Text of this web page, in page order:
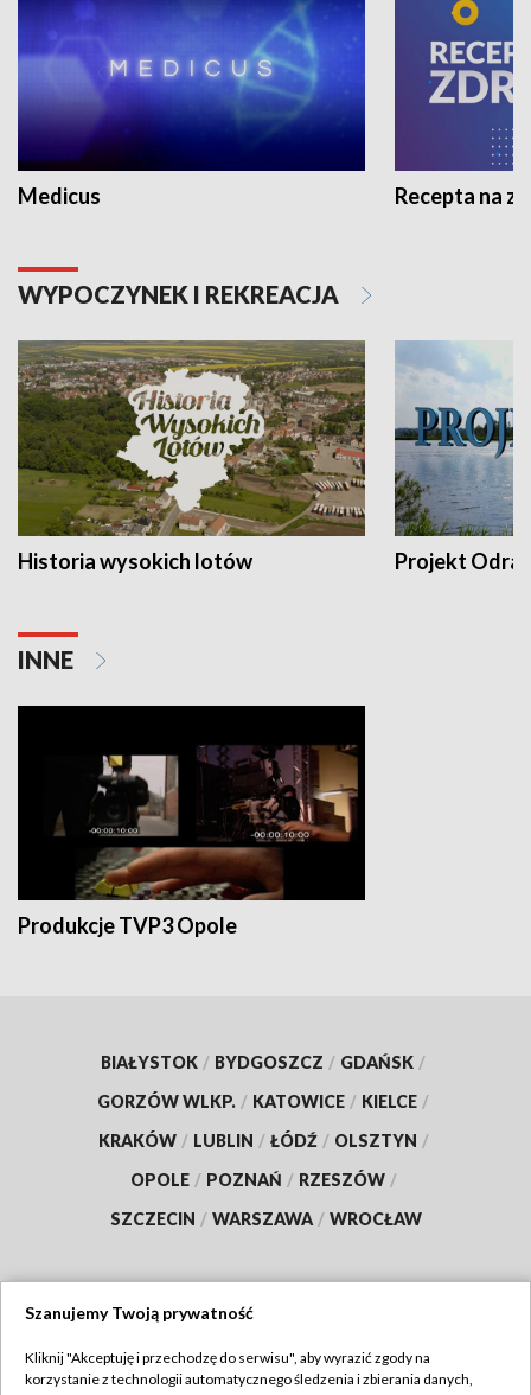
Medicus Recepta na
WYPOCZYNEK I REKREACJA
Historia wysokich lotów Projekt Odra
INNE
Produkcje TVP3 Opole
BIAŁYSTOK / BYDGOSZCZ / GDAŃSK /
GORZÓW WLKP. / KATOWICE / KIELCE /
KRAKÓW / LUBLIN / ŁÓDŹ / OLSZTYN /
OPOLE / POZNAŃ / RZESZÓW /
SZCZECIN / WARSZAWA / WROCŁAW
TVP
Szanujemy Twoją prywatność
Kliknij "Akceptuję i przechodzę do serwisu", aby wyrazić zgody na
korzystanie z technologii automatycznego śledzenia i zbierania danych,